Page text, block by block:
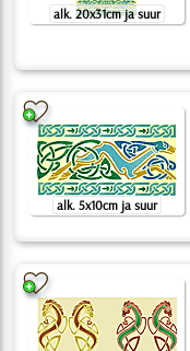
alk. 20x31cm ja suur
alk. 5x10cm ja suur